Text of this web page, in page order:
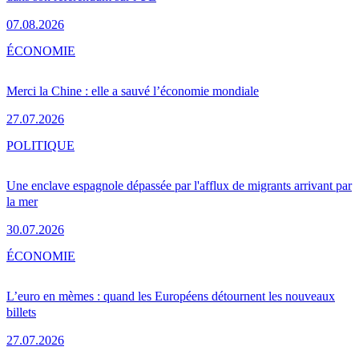
07.08.2026
Merci la Chine : elle a sauvé l’économie mondiale
27.07.2026
ÉCONOMIE
Une enclave espagnole dépassée par l'afflux de migrants arrivant par
la mer
30.07.2026
POLITIQUE
L’euro en mèmes : quand les Européens détournent les nouveaux
billets
27.07.2026
ÉCONOMIE